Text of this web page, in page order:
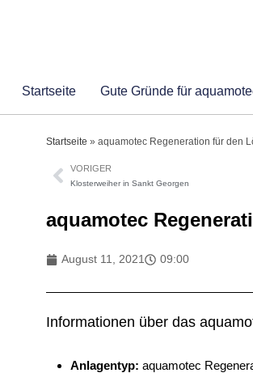
Startseite Gute Gründe für
Startseite » aquamotec Regeneration für den
VORIGER
Klosterweiher in Sankt Georgen
aquamotec
August 11, 2021 09:00
Informationen über das
Anlagentyp: aquamotec